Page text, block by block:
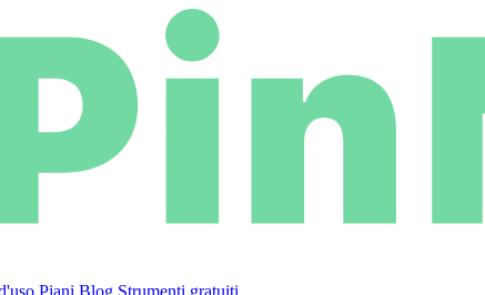
Piani Blog Strumenti gratuiti